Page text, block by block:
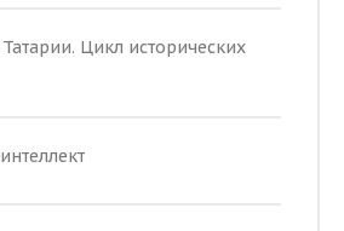
Цикл исторических